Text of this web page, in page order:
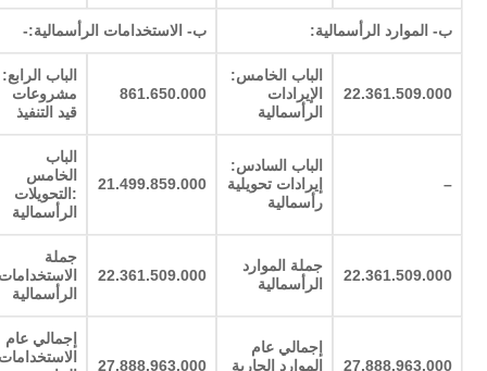
ب- الموارد الرأسمالية: ب- الاستخدامات الرأسمالية:-
22.361.509.000
الباب الخامس:
الإيرادات
الرأسمالية
861.650.000
الباب الرابع:
مشروعات
قيد التنفيذ
–
الباب السادس:
إيرادات تحويلية
رأسمالية
21.499.859.000
الباب
الخامس
:التحويلات
الرأسمالية
22.361.509.000
جملة الموارد
الرأسمالية
22.361.509.000
جملة
الرأسمالية
27.888.963.000
إجمالي عام
الموارد الجارية
27.888.963.000
إجمالي عام